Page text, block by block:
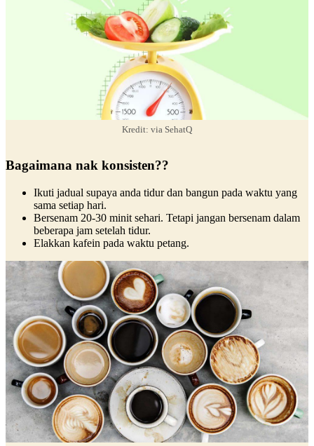
Kredit: via SehatQ
Bagaimana nak konsisten??
Ikuti jadual supaya anda tidur dan bangun pada waktu yang
sama setiap hari.
Bersenam 20-30 minit sehari. Tetapi jangan bersenam dalam
beberapa jam setelah tidur.
Elakkan kafein pada waktu petang.